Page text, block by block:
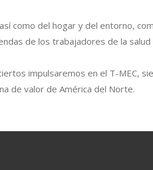
como del hogar y del entorno,
de los trabajadores de la
impulsaremos en el T-MEC,
de valor de América del Norte.